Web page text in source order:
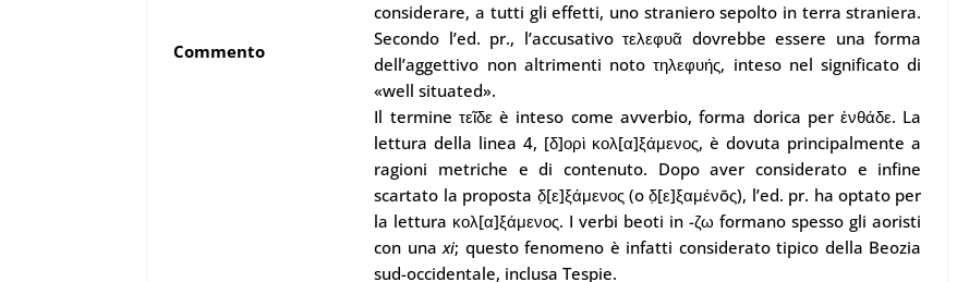
Commento
considerare, a tutti gli effetti, uno straniero sepolto in terra straniera.
Secondo l’ed. pr., l’accusativo τελεφυᾶ dovrebbe essere una forma
dell’aggettivo non altrimenti noto τηλεφυής, inteso nel significato di
«well situated».
Il termine τεῖδε è inteso come avverbio, forma dorica per ἐνθάδε. La
lettura della linea 4, [δ]ορὶ κολ[α]ξάμενος,è dovuta principalmente a
ragioni metriche e di contenuto. Dopo aver considerato e infine
scartato la proposta δ̣[ε]ξάμενος (o δ̣[ε]ξαμένōς), l’ed. pr. ha optato per
la lettura κολ[α]ξάμενος. I verbi beoti in -ζω formano spesso gli aoristi
con unaxi; questo fenomeno è infatti considerato tipico della Beozia
sud-occidentale, inclusa Tespie.